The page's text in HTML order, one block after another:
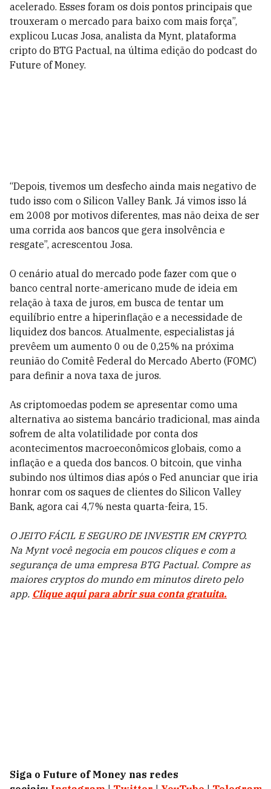
acelerado. Esses foram os dois pontos principais que
trouxeram o mercado para baixo com mais força”,
explicou Lucas Josa, analista da Mynt, plataforma
cripto do BTG Pactual, na última edição do podcast do
Future of Money.
“Depois, tivemos um desfecho ainda mais negativo de
tudo isso com o Silicon Valley Bank. Já vimos isso lá
em 2008 por motivos diferentes, mas não deixa de ser
uma corrida aos bancos que gera insolvência e
resgate”, acrescentou Josa.
O cenário atual do mercado pode fazer com que o
banco central norte-americano mude de ideia em
relação à taxa de juros, em busca de tentar um
equilíbrio entre a hiperinflação e a necessidade de
liquidez dos bancos. Atualmente, especialistas já
prevêem um aumento 0 ou de 0,25% na próxima
reunião do Comitê Federal do Mercado Aberto (FOMC)
para definir a nova taxa de juros.
As criptomoedas podem se apresentar como uma
alternativa ao sistema bancário tradicional, mas ainda
sofrem de alta volatilidade por conta dos
acontecimentos macroeconômicos globais, como a
inflação e a queda dos bancos. O bitcoin, que vinha
subindo nos últimos dias após o Fed anunciar que iria
honrar com os saques de clientes do Silicon Valley
Bank, agora cai 4,7% nesta quarta-feira, 15.
O JEITO FÁCIL E SEGURO DE INVESTIR EM CRYPTO.
Na Mynt você negocia em poucos cliques e com a
segurança de uma empresa BTG Pactual. Compre as
maiores cryptos do mundo em minutos direto pelo
app. Clique aqui para abrir sua conta gratuita.
Siga o Future of Money nas redes